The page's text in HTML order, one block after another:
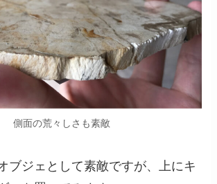
側面の荒々しさも素敵
ブジェとして素敵ですが、上にキ